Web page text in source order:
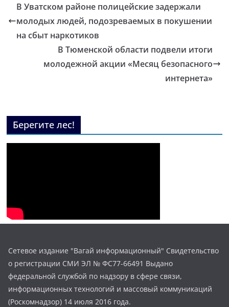
В Уватском районе полицейские задержали
молодых людей, подозреваемых в покушении
на сбыт наркотиков
В Тюменской области подвели итоги
молодежной акции «Месяц безопасного
интернета»
Берегите лес!
Сетевое издание "Вагай информационный" Свидетельство
о регистрации СМИ ЭЛ № ФС77-66491 Выдано
федеральной службой по надзору в сфере связи,
информационных технологий и массовый коммуникаций
(Роскомнадзор) 14 июля 2016 года.